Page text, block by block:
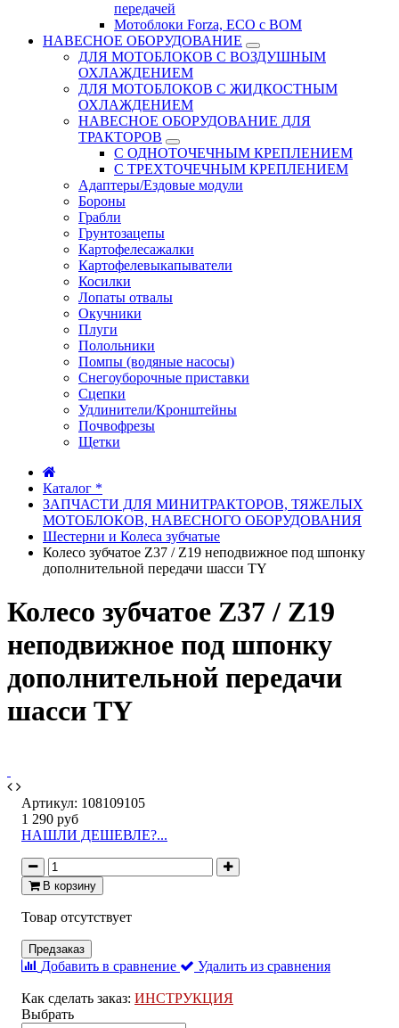
передачей
Мотоблоки Forza, ЕСО с ВОМ
НАВЕСНОЕ ОБОРУДОВАНИЕ
ДЛЯ МОТОБЛОКОВ С ВОЗДУШНЫМ
ОХЛАЖДЕНИЕМ
ДЛЯ МОТОБЛОКОВ С ЖИДКОСТНЫМ
ОХЛАЖДЕНИЕМ
НАВЕСНОЕ ОБОРУДОВАНИЕ ДЛЯ
ТРАКТОРОВ
С ОДНОТОЧЕЧНЫМ КРЕПЛЕНИЕМ
С ТРЕХТОЧЕЧНЫМ КРЕПЛЕНИЕМ
Адаптеры/Ездовые модули
Бороны
Грабли
Грунтозацепы
Картофелесажалки
Картофелевыкапыватели
Косилки
Лопаты отвалы
Окучники
Плуги
Полольники
Помпы (водяные насосы)
Снегоуборочные приставки
Сцепки
Удлинители/Кронштейны
Почвофрезы
Щетки
Каталог *
ЗАПЧАСТИ ДЛЯ МИНИТРАКТОРОВ, ТЯЖЕЛЫХ
МОТОБЛОКОВ, НАВЕСНОГО ОБОРУДОВАНИЯ
Шестерни и Колеса зубчатые
Колесо зубчатое Z37 / Z19 неподвижное под шпонку
дополнительной передачи шасси TY
Колесо зубчатое Z37 / Z19
неподвижное под шпонку
дополнительной передачи
шасси TY
Артикул: 108109105
1 290 руб
НАШЛИ ДЕШЕВЛЕ?...
В корзину
Товар отсутствует
Предзаказ
Добавить в сравнение Удалить из сравнения
Как сделать заказ: ИНСТРУКЦИЯ
Выбрать